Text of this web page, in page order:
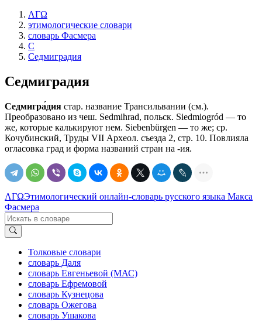
ΛΓΩ
этимологические словари
словарь Фасмера
С
Седмиградия
Седмиградия
Седмигра́дия стар. название Трансильвании (см.).
Преобразовано из чеш. Sedmihrad, польск. Siedmiogród — то
же, которые калькируют нем. Siebenbürgen — то же; ср.
Кочубинский, Труды VII Археол. съезда 2, стр. 10. Повлияла
огласовка град и форма названий стран на -ия.
ΛΓΩЭтимологический онлайн-словарь русского языка Макса
Фасмера
Толковые словари
словарь Даля
словарь Евгеньевой (МАС)
словарь Ефремовой
словарь Кузнецова
словарь Ожегова
словарь Ушакова